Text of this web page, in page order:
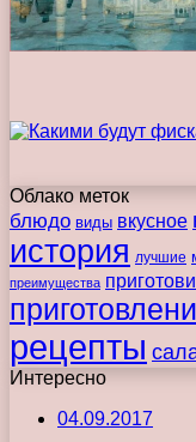
Облако меток
блюдо виды вкусное
история лучшие
преимущества
рецепты
Интересно
04.09.2017